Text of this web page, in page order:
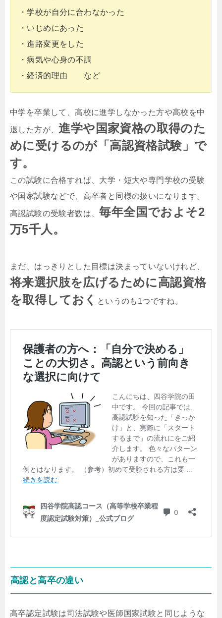
・学校が自分に合わなかった
・いじめにあった
・進路変更をした
・病気や心身の不調
・経済的理由 など
中学を卒業して、高校に進学しなかった方や高校を中
退した方が、進学や国家資格の取得のた
めに受けるのが「高認資格試験」で
す。
この試験に合格すれば、大学・短大や専門学校の受験
や国家試験などで、高卒者と同様の扱いになります。
高認試験の受験者数は、毎年全国でおよそ2
万5千人。
まだ、はっきりとした目標は決まっていないけれど、
将来選択肢を広げるために高認資格
を取得しておく
というのも1つですね。
高認と高卒の違い
高卒認定試験は司法試験や医師国家試験と同じような